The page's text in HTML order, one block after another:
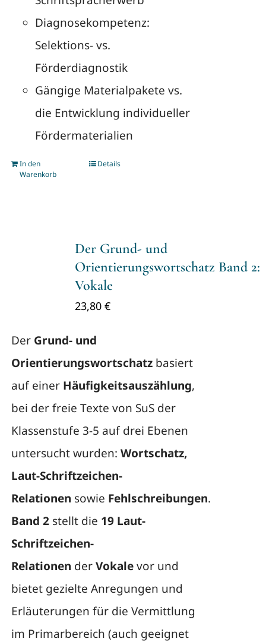
Diagnosekompetenz:
Selektions- vs.
Förderdiagnostik
Gängige Materialpakete vs.
die Entwicklung individueller
Fördermaterialien
In den
Warenkorb
Details
Der Grund- und
Orientierungswortschatz Band 2:
Vokale
23,80 €
Der Grund- und
Orientierungswortschatzbasiert
auf einer Häufigkeitsauszählung,
bei der freie Texte von SuS der
Klassenstufe 3-5 auf drei Ebenen
untersucht wurden: Wortschatz,
Laut-Schriftzeichen-
Relationen sowie Fehlschreibungen.
Band 2stellt die 19 Laut-
Schriftzeichen-
Relationen derVokalevor und
bietet gezielte Anregungen und
Erläuterungen für die Vermittlung
im Primarbereich (auch geeignet